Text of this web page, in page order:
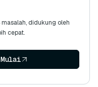
didukung oleh
cepat.
Mulai